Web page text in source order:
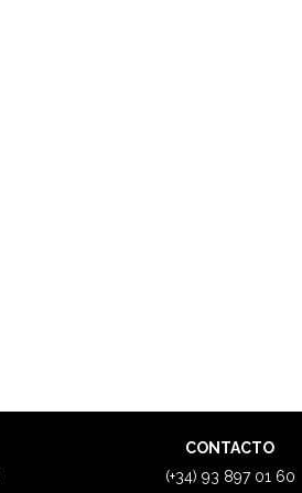
CONTACTO
(+34) 93 897 01 60